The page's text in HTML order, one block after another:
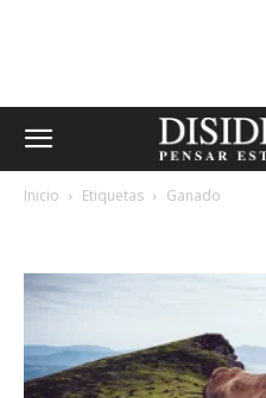
Inicio Etiquetas Ganado